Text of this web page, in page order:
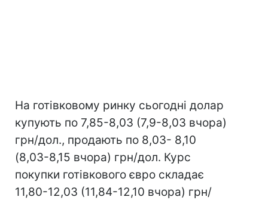
На готівковому ринку сьогодні долар
купують по 7,85-8,03 (7,9-8,03 вчора)
грн/дол., продають по 8,03- 8,10
(8,03-8,15 вчора) грн/дол. Курс
покупки готівкового євро складає
11,80-12,03 (11,84-12,10 вчора) грн/